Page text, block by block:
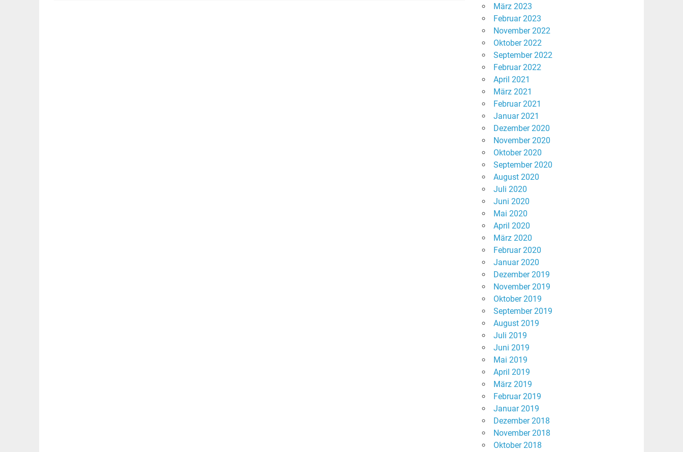
März 2023
Februar 2023
November 2022
Oktober 2022
September 2022
Februar 2022
April 2021
März 2021
Februar 2021
Januar 2021
Dezember 2020
November 2020
Oktober 2020
September 2020
August 2020
Juli 2020
Juni 2020
Mai 2020
April 2020
März 2020
Februar 2020
Januar 2020
Dezember 2019
November 2019
Oktober 2019
September 2019
August 2019
Juli 2019
Juni 2019
Mai 2019
April 2019
März 2019
Februar 2019
Januar 2019
Dezember 2018
November 2018
Oktober 2018